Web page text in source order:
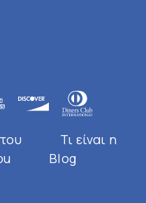
Τι είναι η
Blog